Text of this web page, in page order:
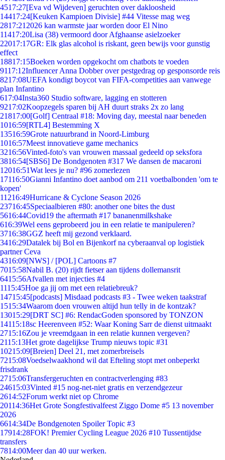
4517:27[Eva vd Wijdeven] geruchten over dakloosheid
14417:24[Keuken Kampioen Divisie] #44 Vitesse mag weg
2817:21 2026 kan warmste jaar worden door El Nino
11417:20Lisa (38) vermoord door Afghaanse asielzoeker
22017:17GR: Elk glas alcohol is riskant, geen bewijs voor gunstig
effect
18817:15Boeken worden opgekocht om chatbots te voeden
9117:12Influencer Anna Dobber over pestgedrag op gesponsorde reis
8217:08UEFA kondigt boycot van FIFA-competities aan vanwege
plan Infantino
617:04Insta360 Studio software, lagging en stotteren
9217:02Koopzegels sparen bij AH duurt straks 2x zo lang
21817:00[Golf] Centraal #18: Moving day, meestal naar beneden
1016:59[RTL4] Bestemming X
13516:59Grote natuurbrand in Noord-Limburg
1016:57Meest innovatieve game mechanics
3216:56Vinted-foto's van vrouwen massaal gedeeld op seksfora
3816:54[SBS6] De Bondgenoten #317 We dansen de macaroni
12016:51Wat lees je nu? #96 zomerlezen
17116:50Gianni Infantino doet aanbod om 211 voetbalbonden 'om te
kopen'
11216:49Hurricane & Cyclone Season 2026
23716:45Speciaalbieren #80: another one bites the dust
5616:44Covid19 the aftermath #17 bananenmilkshake
616:39Wel eens geprobeerd jou in een relatie te manipuleren?
3716:38GGZ heeft mij gezond verklaard.
3416:29Datalek bij Bol en Bijenkorf na cyberaanval op logistiek
partner Ceva
4316:09[NWS] / [POL] Cartoons #7
7015:58Nabil B. (20) rijdt fietser aan tijdens dollemansrit
6415:56Afvallen met injecties #4
1115:45Hoe ga jij om met een relatiebreuk?
14715:45[podcasts] Misdaad podcasts #3 - Twee weken taakstraf
1515:34Waarom doen vrouwen altijd hun telly in de kontzak?
13015:29[DRT SC] #6: RendacGoden sponsored by TONZON
14115:18sc Heerenveen #52: Waar Koning Sarr de dienst uitmaakt
2715:16Zou je vreemdgaan in een relatie kunnen vergeven?
2115:13Het grote dagelijkse Trump nieuws topic #31
10215:09[Breien] Deel 21, met zomerbreisels
7215:08Voedselwaakhond wil dat Efteling stopt met onbeperkt
frisdrank
2715:06Transfergeruchten en contractverlenging #83
24615:03Vinted #15 nog-net-niet gratis en verzendgezeur
2614:52Forum werkt niet op Chrome
20114:36Het Grote Songfestivalfeest Ziggo Dome #5 13 november
2026
6614:34De Bondgenoten Spoiler Topic #3
17914:28FOK! Premier Cycling League 2026 #10 Tussentijdse
transfers
7814:00Meer dan 40 uur werken.